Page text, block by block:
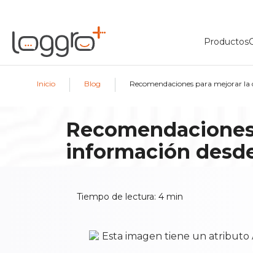
Productos
Inicio | Blog | Recomendaciones para mejorar
información
Tiempo de lectura: 4 min